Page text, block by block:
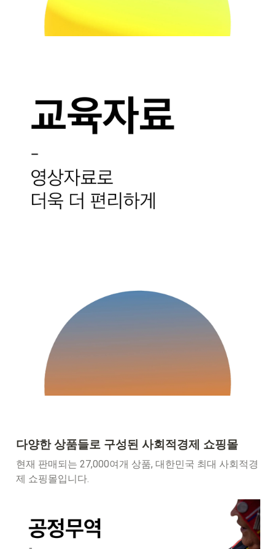
다양한 상품들로 구성된 사회적경제 쇼핑몰
현재 판매되는 27,000여개 상품, 대한민국 최대 사회적경
제 쇼핑몰입니다.